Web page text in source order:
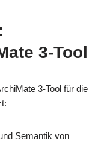
3-Tool
3-Tool für die
Semantik von